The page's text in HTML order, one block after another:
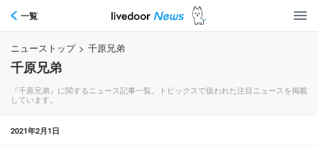
一覧
ニューストップ > 千原兄弟
千原兄弟
『千原兄弟』に関するニュース記事一覧。トピックスで扱われた注目ニュースを掲載
しています。
2021年2月1日